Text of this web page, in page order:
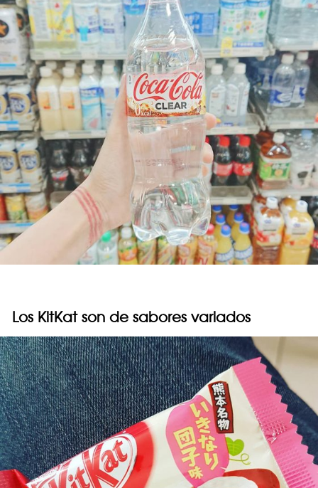
Los KitKat son de sabores variados